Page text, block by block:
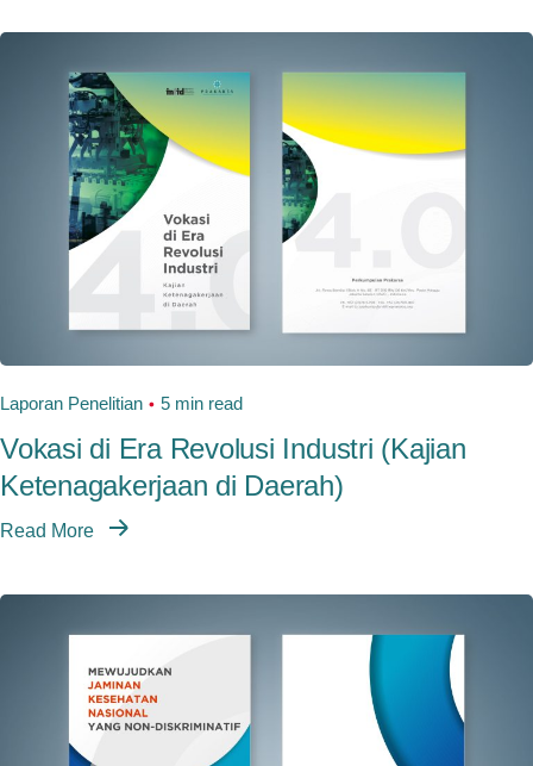
Laporan Penelitian 5 min read
Vokasi di Era Revolusi Industri (Kajian
Ketenagakerjaan di Daerah)
Read More